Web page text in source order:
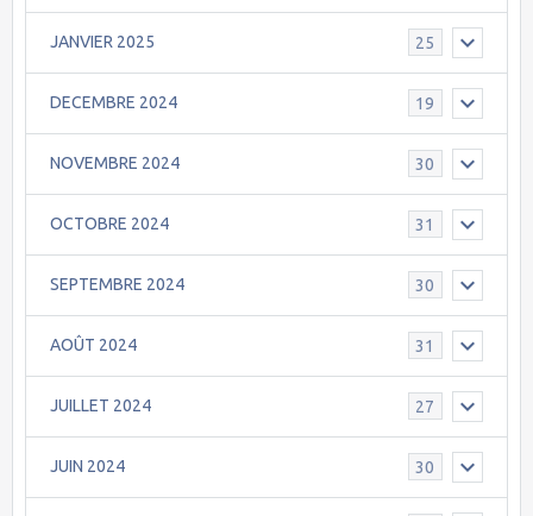
JANVIER 2025 25
DECEMBRE 2024 19
NOVEMBRE 2024 30
OCTOBRE 2024 31
SEPTEMBRE 2024 30
AOÛT 2024 31
JUILLET 2024 27
JUIN 2024 30